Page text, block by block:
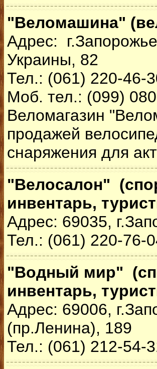
"Веломашина"
Адрес:
Украины, 82
Тел.: (061) 220-46-
Моб. тел.: (099)
Веломагазин
продажей
снаряжения для
"Велосалон"
инвентарь,
Адрес: 69035,
Тел.: (061) 220-76-
"Водный мир"
инвентарь,
Адрес: 69006,
(пр.Ленина), 189
Тел.: (061) 212-54-